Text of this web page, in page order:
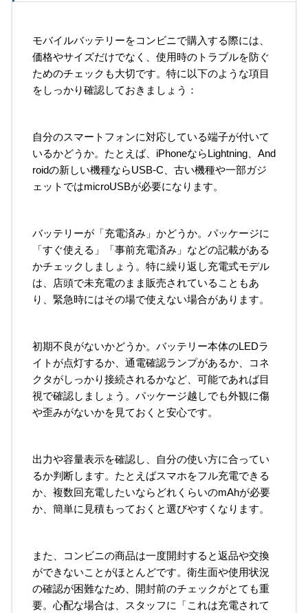
モバイルバッテリーをコンビニで購入する際には、
価格やサイズだけでなく、使用時のトラブルを防ぐ
ためのチェックも大切です。特に以下のような項目
をしっかり確認しておきましょう：
自分のスマートフォンに対応している端子が付いて
いるかどうか。たとえば、iPhoneならLightning、And
roidの新しい機種ならUSB-C、古い機種や一部ガジ
ェットではmicroUSBが必要になります。
バッテリーが「充電済み」かどうか。パッケージに
「すぐ使える」「事前充電済み」などの記載がある
かチェックしましょう。特に繰り返し充電式モデル
は、店頭で未充電のまま販売されていることもあ
り、緊急時にはその場で使えない場合があります。
初期不良がないかどうか。バッテリー本体のLEDラ
イトが点灯するか、通電確認ランプがあるか、コネ
クタがしっかり接続されるかなど、可能であれば目
視で確認しましょう。パッケージ越しでも外観に傷
や歪みがないかを見ておくと安心です。
出力や容量表示を確認し、自分の使い方に合ってい
るか判断します。たとえばスマホをフル充電できる
か、複数回充電したいならどれくらいのmAhが必要
か、簡単に見積もっておくと選びやすくなります。
また、コンビニの商品は一度開封すると返品や交換
ができないことがほとんどです。衛生面や使用状況
の確認が困難なため、開封前のチェックがとても重
要。心配な場合は、スタッフに「これは充電されて